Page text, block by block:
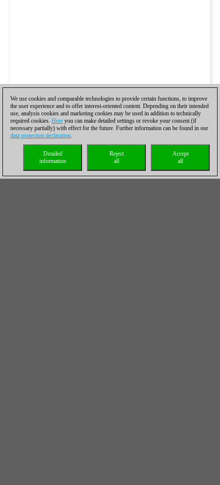
We use cookies and comparable technologies to provide certain functions, to improve
the user experience and to offer interest-oriented content. Depending on their intended
use, analysis cookies and marketing cookies may be used in addition to technically
required cookies. Here you can make detailed settings or revoke your consent (if
necessary partially) with effect for the future. Further information can be found in our
data protection declaration.
Accept
all
Reject
all
Detailed
information